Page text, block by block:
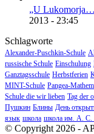
„U
2013 - 23:45
Schlagworte
Alexander-Puschkin-Schule
russische Schule Einschulung
Ganztagsschule Herbstferien
MINT-Schule Pangea-
Schule die wir lieben Tag der
Пушкин Блины День
язык школа школа им. А.
© Copyright 2026 -